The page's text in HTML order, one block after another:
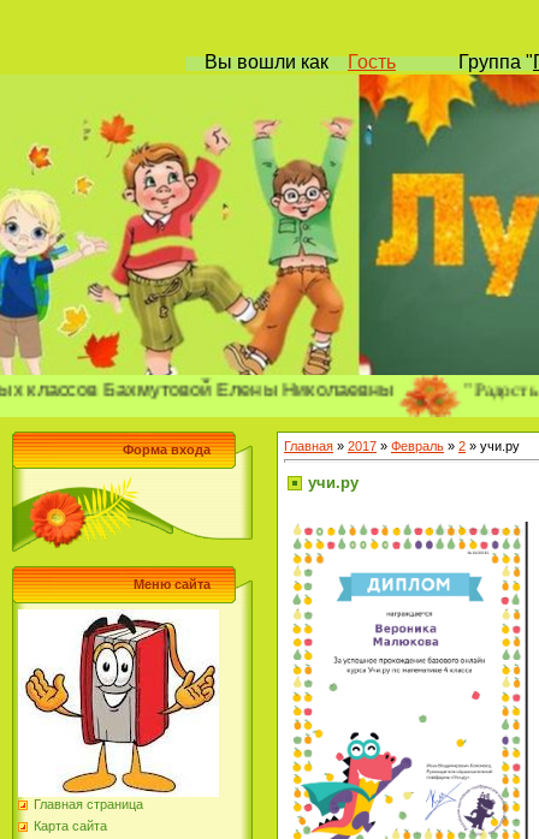
Вы вошликак Гость Группа"
Бахмутовой Елены Николаевны "Радость позна
Форма входа
Меню сайта
Главная страница
Карта сайта
Главная » 2017 » Февраль » 2 » учи.ру
учи.ру